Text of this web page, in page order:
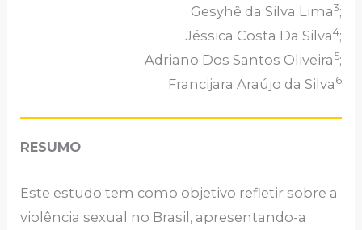
Gesyhê da Silva Lima3;
Jéssica Costa Da Silva4;
Adriano Dos Santos Oliveira 5;
Francijara Araújo da Silva 6
RESUMO
Este estudo tem como objetivo refletir sobre a
violência sexual no Brasil, apresentando-a